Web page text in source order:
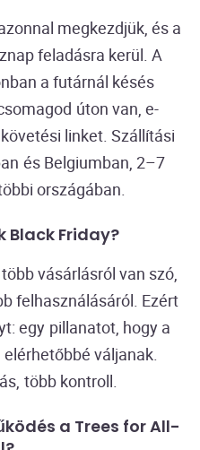
megkezdjük, és a
feladásra kerül. A
a futárnál késés
úton van, e-
linket. Szállítási
és Belgiumban, 2–7
országában.
Black Friday?
vásárlásról van szó,
felhasználásáról. Ezért
egy pillanatot, hogy a
váljanak.
több kontroll.
a Trees for All-